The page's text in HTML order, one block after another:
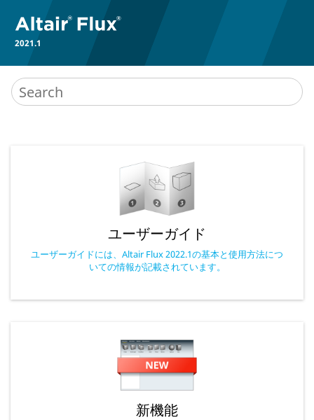
2021.1
ユーザーガイド
ユーザーガイドには、Altair Flux 2022.1の基本と使用方法につ
いての情報が記載されています。
新機能